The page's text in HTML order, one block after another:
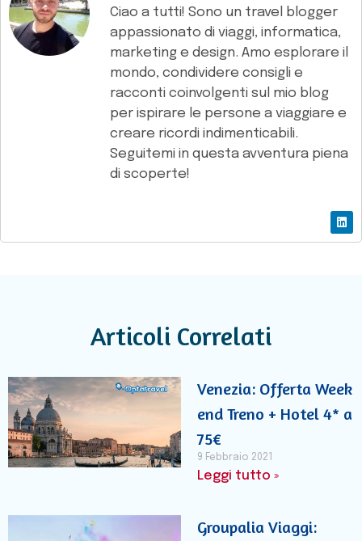
Ciao a tutti! Sono un travel blogger
appassionato di viaggi, informatica,
marketing e design. Amo esplorare il
mondo, condividere consigli e
racconti coinvolgenti sul mio blog
per ispirare le persone a viaggiare e
creare ricordi indimenticabili.
Seguitemi in questa avventura piena
di scoperte!
Articoli Correlati
Venezia: Offerta Week
end Treno + Hotel 4* a
75€
9 Febbraio 2021
Leggi tutto »
Groupalia Viaggi: